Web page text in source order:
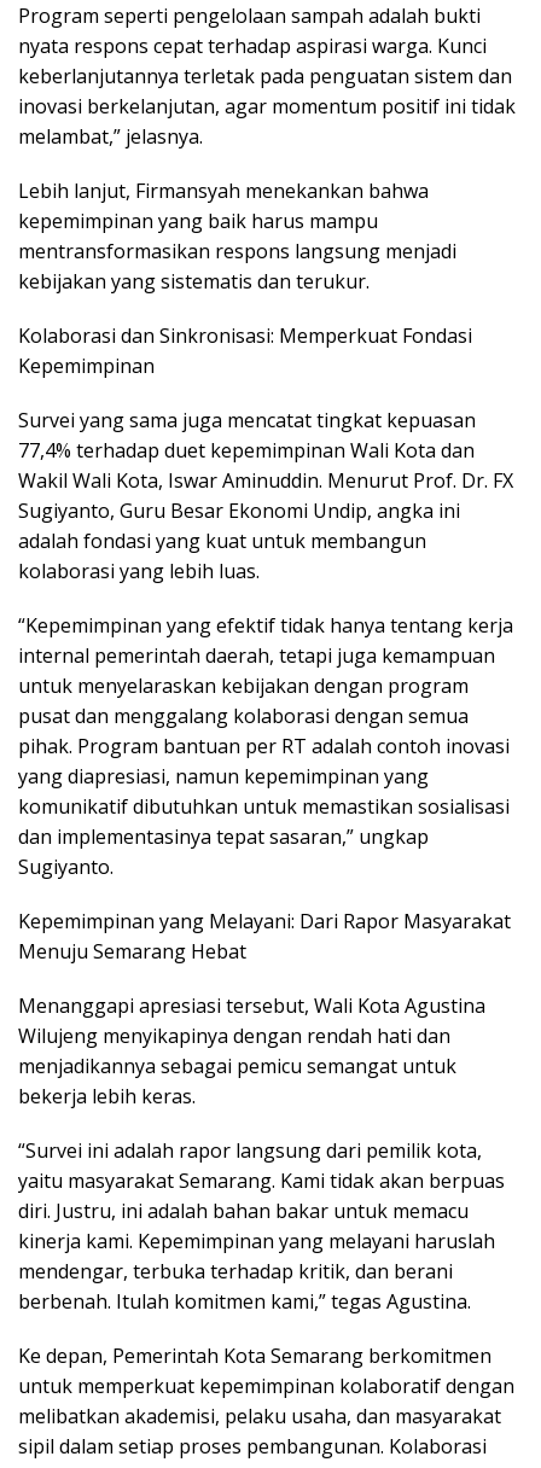
Program seperti pengelolaan sampah adalah bukti
nyata respons cepat terhadap aspirasi warga. Kunci
keberlanjutannya terletak pada penguatan sistem dan
inovasi berkelanjutan, agar momentum positif ini tidak
melambat,” jelasnya.
Lebih lanjut, Firmansyah menekankan bahwa
kepemimpinan yang baik harus mampu
mentransformasikan respons langsung menjadi
kebijakan yang sistematis dan terukur.
Kolaborasi dan Sinkronisasi: Memperkuat Fondasi
Kepemimpinan
Survei yang sama juga mencatat tingkat kepuasan
77,4% terhadap duet kepemimpinan Wali Kota dan
Wakil Wali Kota, Iswar Aminuddin. Menurut Prof. Dr. FX
Sugiyanto, Guru Besar Ekonomi Undip, angka ini
adalah fondasi yang kuat untuk membangun
kolaborasi yang lebih luas.
“Kepemimpinan yang efektif tidak hanya tentang kerja
internal pemerintah daerah, tetapi juga kemampuan
untuk menyelaraskan kebijakan dengan program
pusat dan menggalang kolaborasi dengan semua
pihak. Program bantuan per RT adalah contoh inovasi
yang diapresiasi, namun kepemimpinan yang
komunikatif dibutuhkan untuk memastikan sosialisasi
dan implementasinya tepat sasaran,” ungkap
Sugiyanto.
Kepemimpinan yang Melayani: Dari Rapor Masyarakat
Menuju Semarang Hebat
Menanggapi apresiasi tersebut, Wali Kota Agustina
Wilujeng menyikapinya dengan rendah hati dan
menjadikannya sebagai pemicu semangat untuk
bekerja lebih keras.
“Survei ini adalah rapor langsung dari pemilik kota,
yaitu masyarakat Semarang. Kami tidak akan berpuas
diri. Justru, ini adalah bahan bakar untuk memacu
kinerja kami. Kepemimpinan yang melayani haruslah
mendengar, terbuka terhadap kritik, dan berani
berbenah. Itulah komitmen kami,” tegas Agustina.
Ke depan, Pemerintah Kota Semarang berkomitmen
untuk memperkuat kepemimpinan kolaboratif dengan
melibatkan akademisi, pelaku usaha, dan masyarakat
sipil dalam setiap proses pembangunan. Kolaborasi